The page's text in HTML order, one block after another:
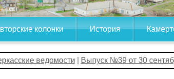
колонки История
ведомости Выпуск №39 от 30